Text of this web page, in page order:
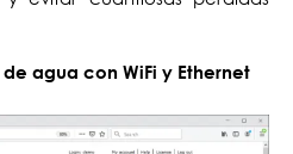
agua con WiFi y Ethernet